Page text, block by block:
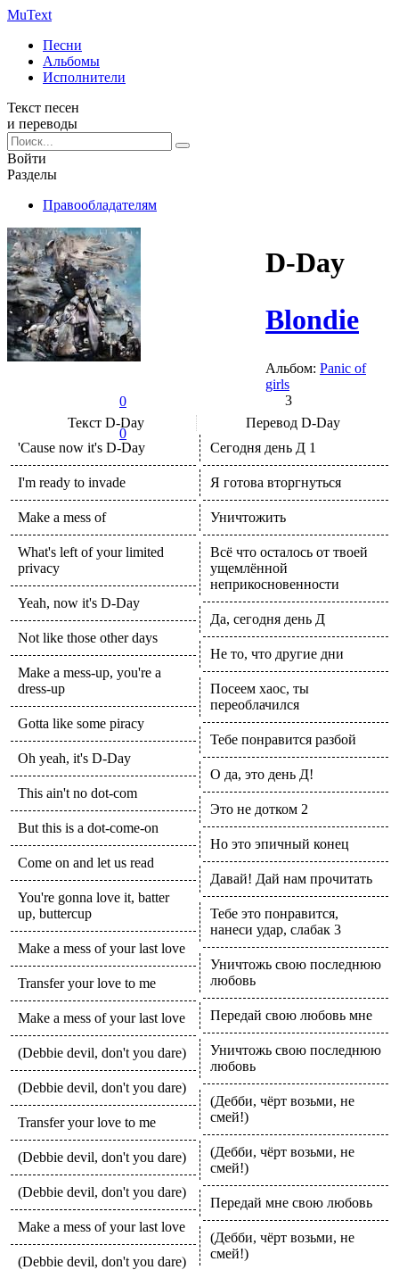
MuText
Песни
Альбомы
Исполнители
Текст песен
и переводы
Войти
Разделы
Правообладателям
0
0
D-Day
Blondie
Альбом: Panic of
girls
3
Текст D-Day Перевод D-Day
'Cause now it's D-Day
I'm ready to invade
Make a mess of
What's left of your limited
privacy
Yeah, now it's D-Day
Not like those other days
Make a mess-up, you're a
dress-up
Gotta like some piracy
Oh yeah, it's D-Day
This ain't no dot-com
But this is a dot-come-on
Come on and let us read
You're gonna love it, batter
up, buttercup
Make a mess of your last love
Transfer your love to me
Make a mess of your last love
(Debbie devil, don't you dare)
(Debbie devil, don't you dare)
Transfer your love to me
(Debbie devil, don't you dare)
(Debbie devil, don't you dare)
Make a mess of your last love
(Debbie devil, don't you dare)
Сегодня день Д 1
Я готова вторгнуться
Уничтожить
Всё что осталось от твоей
ущемлённой
неприкосновенности
Да, сегодня день Д
Не то, что другие дни
Посеем хаос, ты
переоблачился
Тебе понравится разбой
О да, это день Д!
Это не дотком 2
Но это эпичный конец
Давай! Дай нам прочитать
Тебе это понравится,
нанеси удар, слабак 3
Уничтожь свою последнюю
любовь
Передай свою любовь мне
Уничтожь свою последнюю
любовь
(Дебби, чёрт возьми, не
смей!)
(Дебби, чёрт возьми, не
смей!)
Передай мне свою любовь
(Дебби, чёрт возьми, не
смей!)